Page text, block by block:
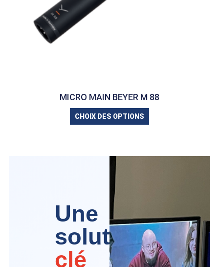
MICRO MAIN BEYER M 88
CHOIX DES OPTIONS
Une
solution
clé